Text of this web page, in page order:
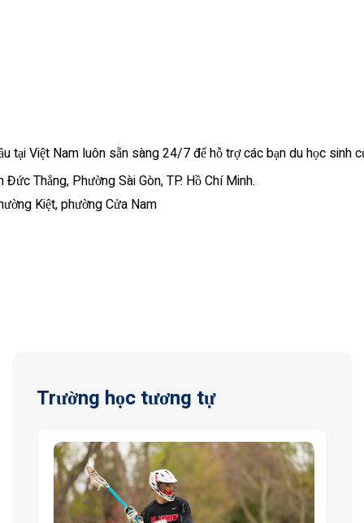
tại Việt Nam luôn sẵn sàng 24/7 để hỗ trợ các bạn du học sinh
Thắng, Phường Sài Gòn, TP. Hồ Chí Minh.
Kiệt, phường Cửa Nam
Trường học tương tự